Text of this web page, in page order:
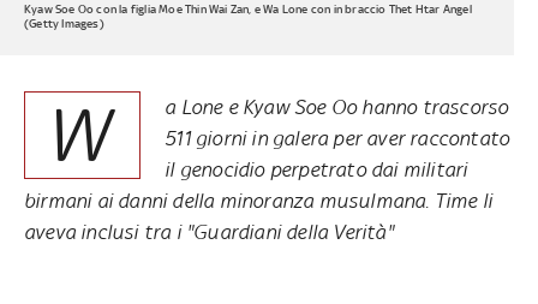
Kyaw Soe Oo con la figlia Moe Thin Wai Zan, e Wa Lone con in braccio Thet Htar Angel
(Getty Images)
W
a Lone e Kyaw Soe Oo hanno trascorso
511 giorni in galera per aver raccontato
il genocidio perpetrato dai militari
birmani ai danni della minoranza musulmana. Time li
aveva inclusi tra i "Guardiani della Verità"